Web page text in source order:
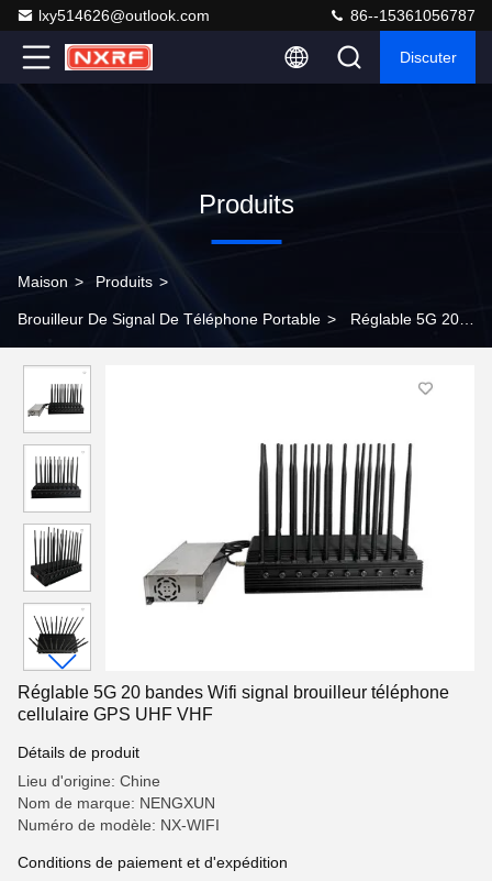
lxy514626@outlook.com 86--15361056787
Discuter
Produits
Maison > Produits >
Brouilleur De Signal De Téléphone Portable > Réglable 5G 20
Réglable 5G 20 bandes Wifi signal brouilleur téléphone
cellulaire GPS UHF VHF
Détails de produit
Lieu d'origine: Chine
Nom de marque: NENGXUN
Numéro de modèle: NX-WIFI
Conditions de paiement et d'expédition